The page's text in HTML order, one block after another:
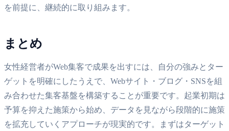
を前提に、継続的に取り組みます。
まとめ
女性経営者がWeb集客で成果を出すには、自分の強みとター
ゲットを明確にしたうえで、Webサイト・ブログ・SNSを組
み合わせた集客基盤を構築することが重要です。起業初期は
予算を抑えた施策から始め、データを見ながら段階的に施策
を拡充していくアプローチが現実的です。まずはターゲット